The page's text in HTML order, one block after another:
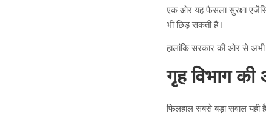
एक ओर यह फैसला सुरक्षा
भी छिड़ सकती है।
हालांकि सरकार की ओर से अभी
गृह विभाग की
फिलहाल सबसे बड़ा सवाल यही